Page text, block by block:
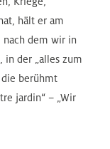
hält er am
nach dem wir in
der „alles zum
die berühmt
jardin“ – „Wir